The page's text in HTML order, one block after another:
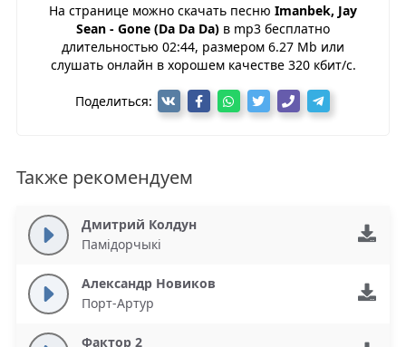
На странице можно скачать песню Imanbek, Jay
Sean - Gone (Da Da Da) в mp3 бесплатно
длительностью 02:44, размером 6.27 Mb или
слушать онлайн в хорошем качестве 320 кбит/с.
Поделиться:
Также рекомендуем
Дмитрий Колдун
Памiдорчыкi
Александр Новиков
Порт-Артур
Фактор 2